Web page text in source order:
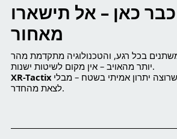
כאן – אל תישארו
מאחור
בכל רגע, והטכנולוגיה מתקדמת מהר
יותר מהאויב – אין מקום לשיטות ישנות.
XR-Tactixהיא הבחירה של מי שרוצה יתרון אמיתי בשטח – מבלי
לצאת מהחדר.